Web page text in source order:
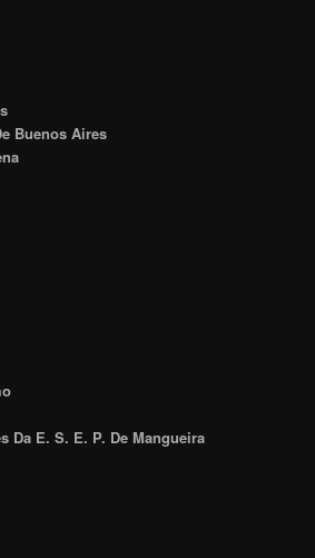
Buenos Aires
Da E. S. E. P. De Mangueira